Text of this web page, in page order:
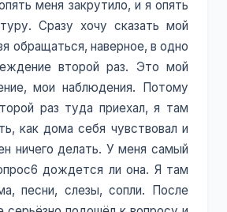
меня закрутило, и я опять
Сразу хочу сказать мой
обращаться, наверное, в одно
второй раз. Это мой
мои наблюдения. Потому
раз туда приехал, я там
как дома себя чувствовал и
ничего делать. У меня самый
дождется ли она. Я там
песни, слезы, сопли. После